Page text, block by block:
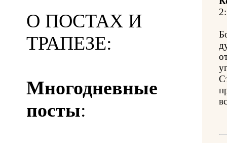
О ПОСТАХ И
ТРАПЕЗЕ:
Многодневные
посты:
2: